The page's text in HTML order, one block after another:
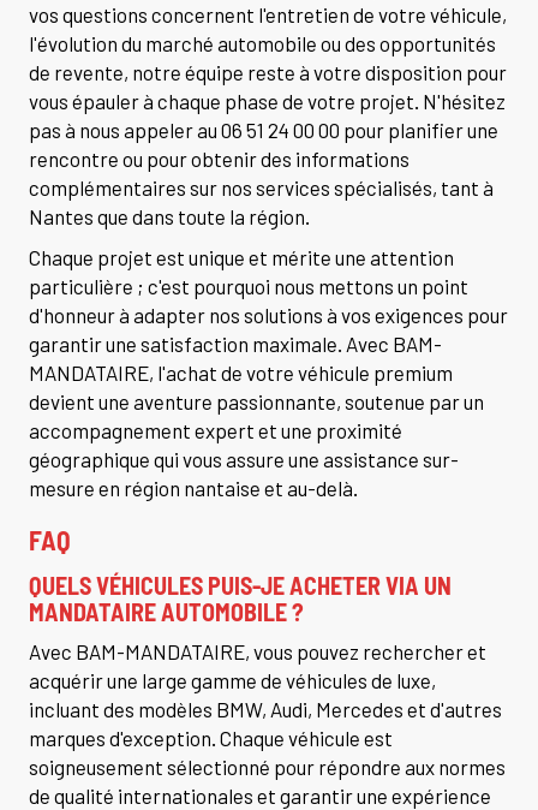
vos questions concernent l'entretien de votre véhicule,
l'évolution du marché automobile ou des opportunités
de revente, notre équipe reste à votre disposition pour
vous épauler à chaque phase de votre projet. N'hésitez
pas à nous appeler au 06 51 24 00 00 pour planifier une
rencontre ou pour obtenir des informations
complémentaires sur nos services spécialisés, tant à
Nantes que dans toute la région.
Chaque projet est unique et mérite une attention
particulière ; c'est pourquoi nous mettons un point
d'honneur à adapter nos solutions à vos exigences pour
garantir une satisfaction maximale. Avec BAM-
MANDATAIRE, l'achat de votre véhicule premium
devient une aventure passionnante, soutenue par un
accompagnement expert et une proximité
géographique qui vous assure une assistance sur-
mesure en région nantaise et au-delà.
FAQ
QUELS VÉHICULES PUIS-JE ACHETER VIA UN
MANDATAIRE AUTOMOBILE ?
Avec BAM-MANDATAIRE, vous pouvez rechercher et
acquérir une large gamme de véhicules de luxe,
incluant des modèles BMW, Audi, Mercedes et d'autres
marques d'exception. Chaque véhicule est
soigneusement sélectionné pour répondre aux normes
de qualité internationales et garantir une expérience